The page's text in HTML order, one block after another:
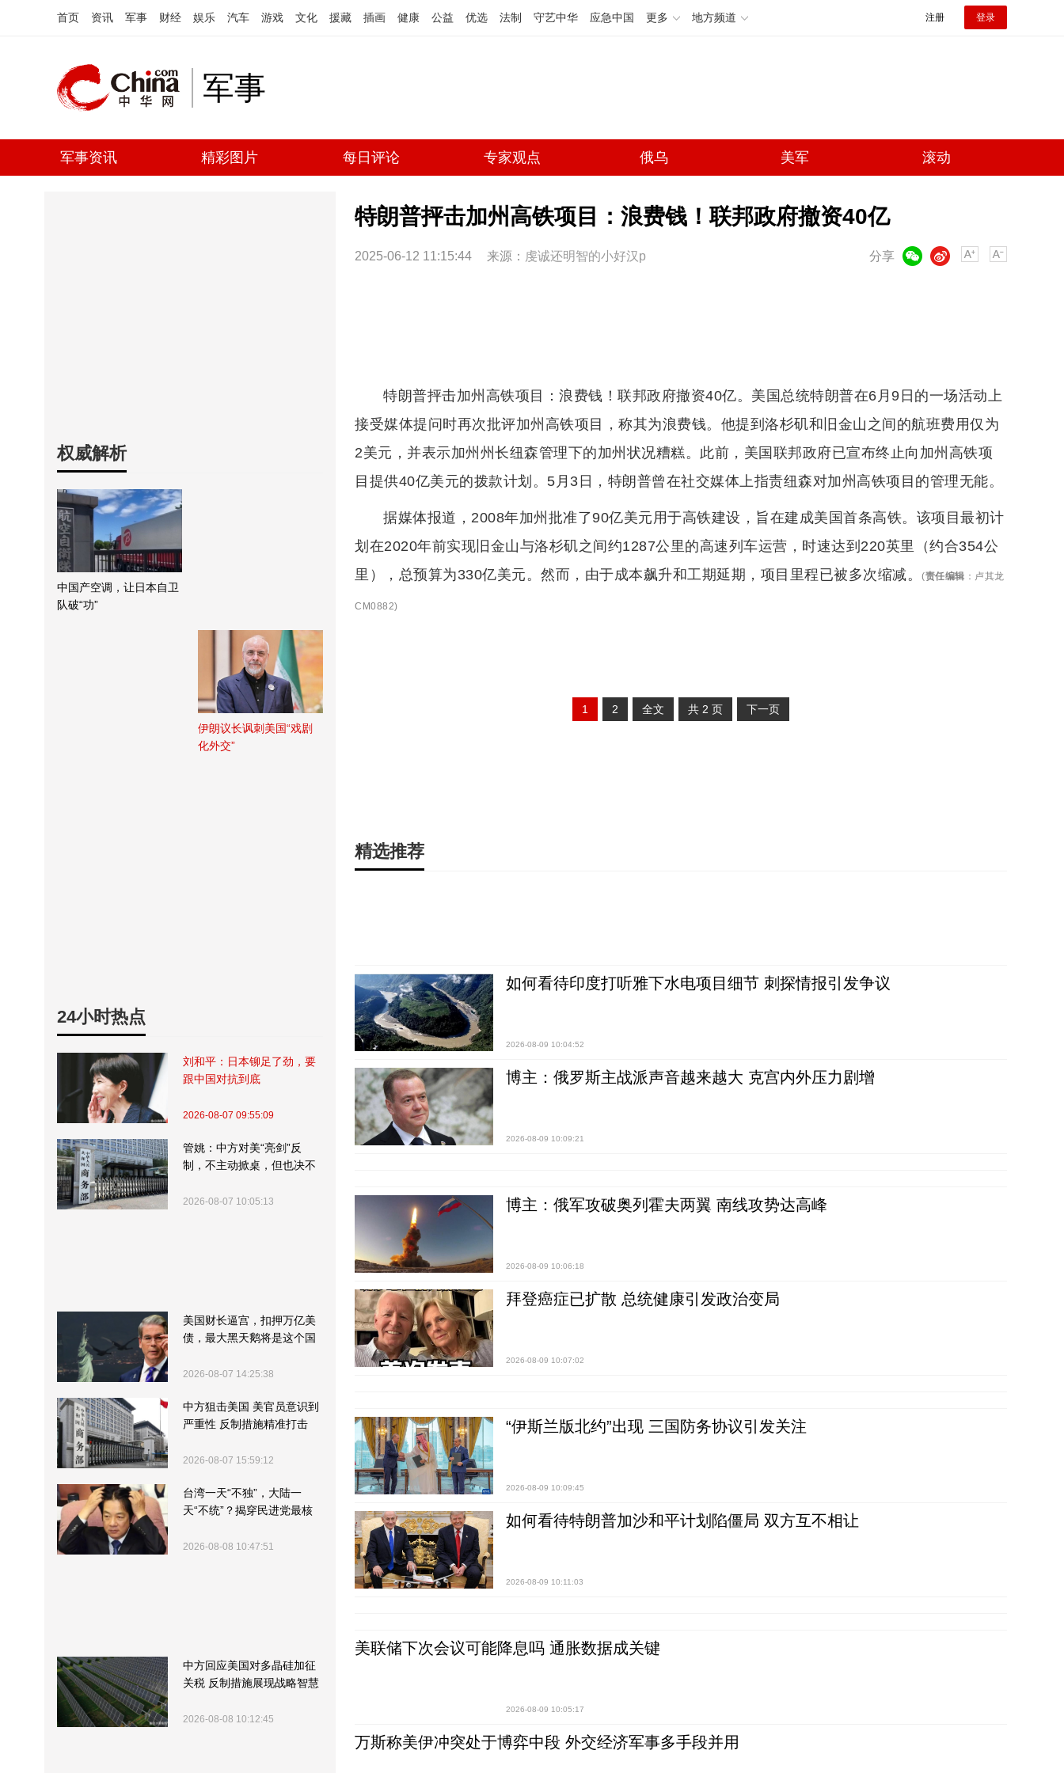
首页 资讯 军事 财经 娱乐 汽车 游戏 文化 援藏 插画 健康 公益 优选 法制 守艺中华 应急中国 更多 地方频道 注册 登录
军事
军事资讯 精彩图片 每日评论 专家观点 俄乌 美军 滚动
权威解析
中国产空调，让日本自卫
队破“功”
伊朗议长讽刺美国“戏剧
化外交”
24小时热点
刘和平：日本铆足了劲，要
跟中国对抗到底
2026-08-07 09:55:09
管姚：中方对美“亮剑”反
制，不主动掀桌，但也决不
2026-08-07 10:05:13
美国财长逼宫，扣押万亿美
债，最大黑天鹅将是这个国
2026-08-07 14:25:38
中方狙击美国 美官员意识到
严重性 反制措施精准打击
2026-08-07 15:59:12
台湾一天“不独”，大陆一
天“不统”？揭穿民进党最核
2026-08-08 10:47:51
中方回应美国对多晶硅加征
关税 反制措施展现战略智慧
2026-08-08 10:12:45
特朗普抨击加州高铁项目：浪费钱！联邦政府撤资40亿
2025-06-12 11:15:44 来源： 虔诚还明智的小好汉p 分享
微博
特朗普抨击加州高铁项目：浪费钱！联邦政府撤资40亿。美国总统特朗普在6月9日的一场活动上
接受媒体提问时再次批评加州高铁项目，称其为浪费钱。他提到洛杉矶和旧金山之间的航班费用仅为
2美元，并表示加州州长纽森管理下的加州状况糟糕。此前，美国联邦政府已宣布终止向加州高铁项
目提供40亿美元的拨款计划。5月3日，特朗普曾在社交媒体上指责纽森对加州高铁项目的管理无能。
据媒体报道，2008年加州批准了90亿美元用于高铁建设，旨在建成美国首条高铁。该项目最初计
划在2020年前实现旧金山与洛杉矶之间约1287公里的高速列车运营，时速达到220英里（约合354公
里），总预算为330亿美元。然而，由于成本飙升和工期延期，项目里程已被多次缩减。
(责任编辑 ： 卢其龙
CM0882)
1 2 全文 共 2 页 下一页
精选推荐
如何看待印度打听雅下水电项目细节 刺探情报引发争议
2026-08-09 10:04:52
博主：俄罗斯主战派声音越来越大 克宫内外压力剧增
2026-08-09 10:09:21
博主：俄军攻破奥列霍夫两翼 南线攻势达高峰
2026-08-09 10:06:18
拜登癌症已扩散 总统健康引发政治变局
2026-08-09 10:07:02
“伊斯兰版北约”出现 三国防务协议引发关注
2026-08-09 10:09:45
如何看待特朗普加沙和平计划陷僵局 双方互不相让
2026-08-09 10:11:03
美联储下次会议可能降息吗 通胀数据成关键
2026-08-09 10:05:17
万斯称美伊冲突处于博弈中段 外交经济军事多手段并用